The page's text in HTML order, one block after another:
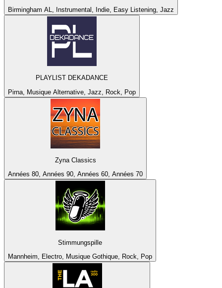
Birmingham AL, Instrumental, Indie, Easy Listening, Jazz
PLAYLIST DEKADANCE
Pirna, Musique Alternative, Jazz, Rock, Pop
Zyna Classics
Années 80, Années 90, Années 60, Années 70
Stimmungspille
Mannheim, Electro, Musique Gothique, Rock, Pop